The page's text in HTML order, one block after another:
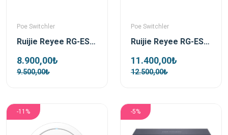
Poe Switchler
Ruijie Reyee RG-ES220GS-P 16 Port 250W 2xSfp 2xRj45 Uplink Yönetilebilir Gigabit PoE Switch
8.900,00₺
9.500,00₺
Poe Switchler
Ruijie Reyee RG-ES228GS-P 28 Port 370 W 2xSfp 2xRj45 Uplink Yönetilebilir Gigabit PoE Switch
11.400,00₺
12.500,00₺
-11% -5%